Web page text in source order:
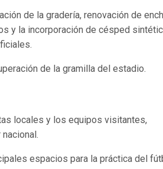
de la gradería, renovación de
y la incorporación de césped
de la gramilla del estadio.
locales y los equipos visitantes,
espacios para la práctica del